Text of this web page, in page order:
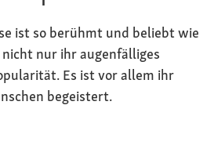
ist so berühmt und beliebt wie
nur ihr augenfälliges
Es ist vor allem ihr
begeistert.